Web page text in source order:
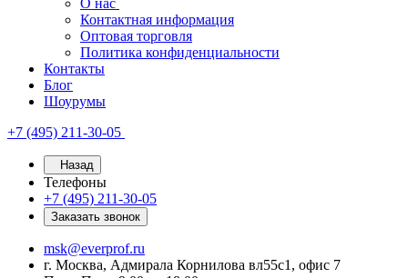
О нас
Контактная информация
Оптовая торговля
Политика конфиденциальности
Контакты
Блог
Шоурумы
+7 (495) 211-30-05
Назад
Телефоны
+7 (495) 211-30-05
Заказать звонок
msk@everprof.ru
г. Москва, Адмирала Корнилова вл55с1, офис 7